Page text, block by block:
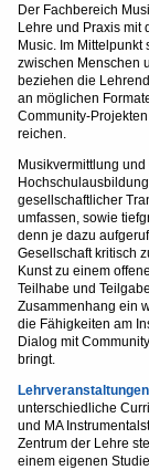
Der Fachbereich
Lehre und Praxis mit
Music. Im
zwischen Menschen
beziehen die
an möglichen
Community-
reichen.
Musikvermittlung
gesellschaftlicher
umfassen, sowie
denn je dazu
Gesellschaft kritisch
Kunst zu einem
Teilhabe und
Zusammenhang ein
die Fähigkeiten am
Dialog mit
bringt.
Lehrveranstaltungen
unterschiedliche
und MA
Zentrum der Lehre
einem eigenen